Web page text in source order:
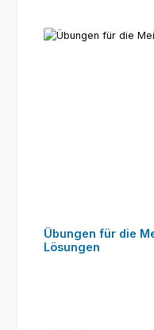
Übungen für die
Lösungen